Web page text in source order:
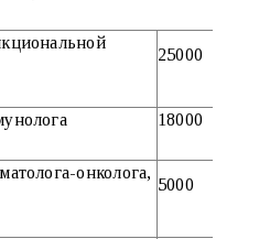
25000
18000
онколога,
5000